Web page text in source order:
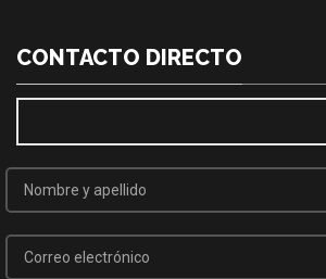
CONTACTO DIRECTO